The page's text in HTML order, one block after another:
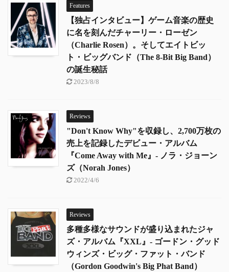
Features
【独占インタビュー】ゲーム音楽の歴史
に名を刻んだチャーリー・ローゼン
（Charlie Rosen）。そしてエイトビッ
ト・ビッグバンド（The 8-Bit Big Band）
の誕生秘話
2023/8/8
Reviews
"Don't Know Why"を収録し、2,700万枚の
売上を記録したデビュー・アルバム
『Come Away with Me』- ノラ・ジョーン
ズ（Norah Jones）
2022/4/6
Reviews
多種多様なサウンドが盛り込まれたジャ
ズ・アルバム『XXL』- ゴードン・グッド
ウィンズ・ビッグ・ファット・バンド
（Gordon Goodwin's Big Phat Band）